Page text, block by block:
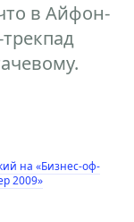
в Айфон-
на «Бизнес-оф-
2009»